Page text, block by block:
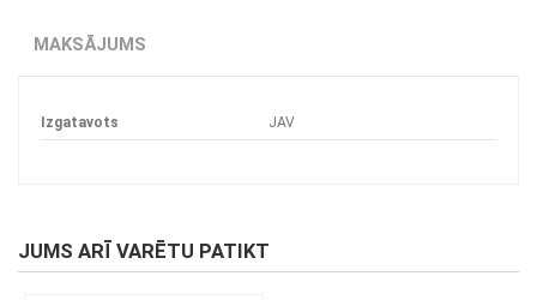
MAKSĀJUMS
Izgatavots JAV
JUMS ARĪ VARĒTU PATIKT